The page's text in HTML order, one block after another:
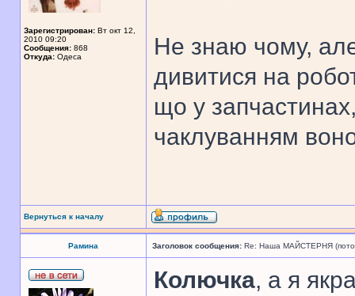
Зарегистрирован: Вт окт 12,
2010 09:20
Сообщения: 868
Откуда: Одеса
Не знаю чому,
дивитися на
що у
чаклуванням
Вернуться к началу
Рамина Заголовок сообщения: Re: Наша МАЙСТЕРНЯ
Колючка, а я